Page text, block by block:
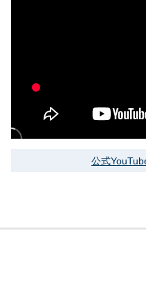
公式